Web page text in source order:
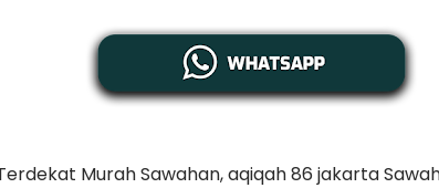
Murah Sawahan, aqiqah 86 jakarta